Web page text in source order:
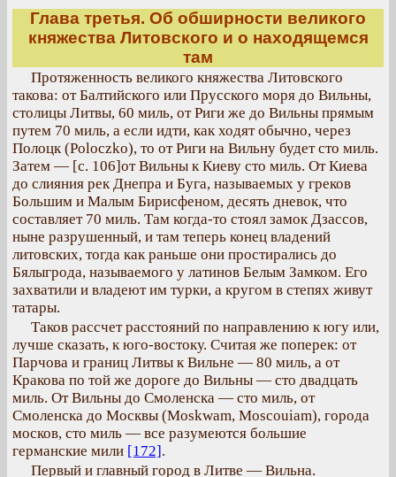
Глава третья. Об обширности великого
княжества Литовского и о находящемся
там
Протяженность великого княжества Литовского
такова: от Балтийского или Прусского моря до Вильны,
столицы Литвы, 60 миль, от Риги же до Вильны прямым
путем 70 миль, а если идти, как ходят обычно, через
Полоцк (Poloczko), то от Риги на Вильну будет сто миль.
Затем — [с. 106]от Вильны к Киеву сто миль. От Киева
до слияния рек Днепра и Буга, называемых у греков
Большим и Малым Бирисфеном, десять дневок, что
составляет 70 миль. Там когда-то стоял замок Дзассов,
ныне разрушенный, и там теперь конец владений
литовских, тогда как раньше они простирались до
Бялыгрода, называемого у латинов Белым Замком. Его
захватили и владеют им турки, а кругом в степях живут
татары.
Таков рассчет расстояний по направлению к югу или,
лучше сказать, к юго-востоку. Считая же поперек: от
Парчова и границ Литвы к Вильне — 80 миль, а от
Кракова по той же дороге до Вильны — сто двадцать
миль. От Вильны до Смоленска — сто миль, от
Смоленска до Москвы (Moskwam, Moscouiam), города
москов, сто миль — все разумеются большие
германские мили [172].
Первый и главный город в Литве — Вильна.